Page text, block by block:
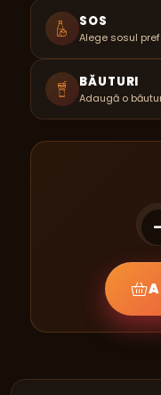
SOS
Alege sosul
BĂUTURI
Adaugă o